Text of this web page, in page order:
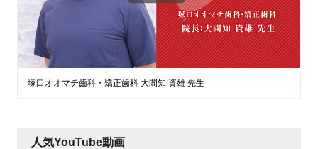
塚口オオマチ歯科・矯正歯科 大間知 資雄 先生
人気YouTube動画